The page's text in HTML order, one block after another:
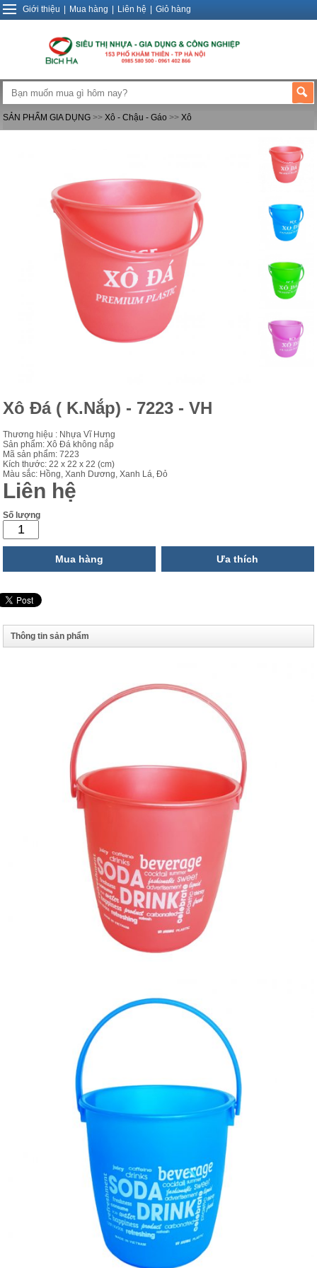
Giới thiệu Mua hàng Liên hệ Giỏ hàng
SẢN PHẨM GIA DỤNG >>Xô - Chậu - Gáo >>Xô
Xô Đá ( K.Nắp) - 7223 - VH
Thương hiệu : Nhựa Vĩ Hưng
Sản phẩm: Xô Đá không nắp
Mã sản phẩm: 7223
Kích thước: 22 x 22 x 22 (cm)
Màu sắc: Hồng, Xanh Dương, Xanh Lá, Đỏ
Liên hệ
Số lượng
Mua hàng Ưa thích
Thông tin sản phẩm